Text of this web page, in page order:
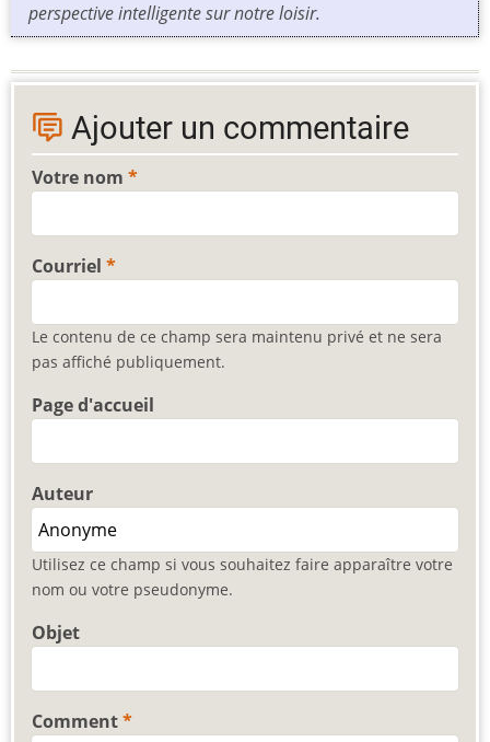
perspective intelligente sur notre loisir.
Ajouter un commentaire
Votre nom
Courriel
Le contenu de ce champ sera maintenu privé et ne sera
pas affiché publiquement.
Page d'accueil
Auteur
Utilisez ce champ si vous souhaitez faire apparaître votre
nom ou votre pseudonyme.
Objet
Comment